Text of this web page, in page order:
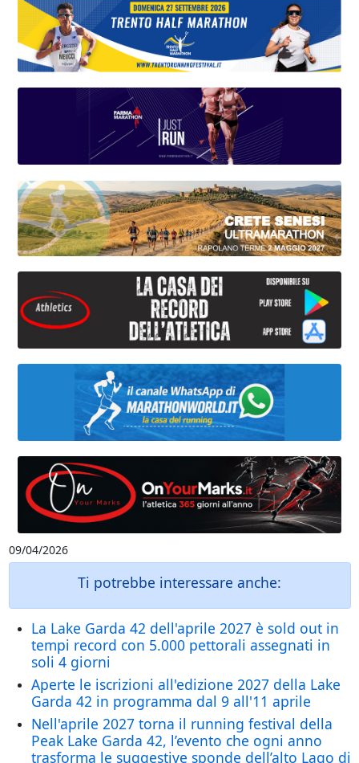
09/04/2026
Ti potrebbe interessare anche:
La Lake Garda 42 dell'aprile 2027 è sold out in
tempi record con 5.000 pettorali assegnati in
soli 4 giorni
Aperte le iscrizioni all'edizione 2027 della Lake
Garda 42 in programma dal 9 all'11 aprile
Nell'aprile 2027 torna il running festival della
Peak Lake Garda 42, l’evento che ogni anno
trasforma le suggestive sponde dell’alto Lago di